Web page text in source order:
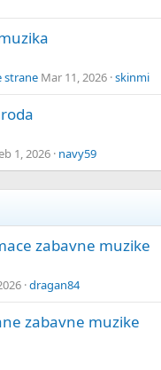
strane Mar 11, 2026 skinmi
1, 2026 navy59
zabavne muzike
dragan84
zabavne muzike